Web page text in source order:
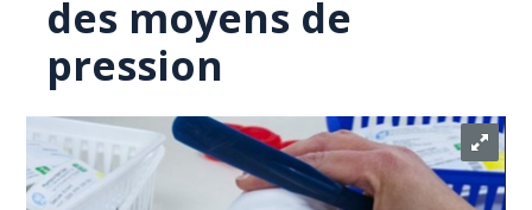
des moyens de
pression